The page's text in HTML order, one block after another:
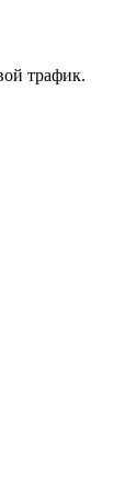
трафик.